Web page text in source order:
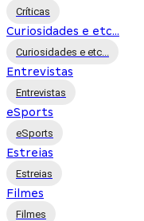
Críticas
Curiosidades e etc...
Curiosidades e etc...
Entrevistas
Entrevistas
eSports
eSports
Estreias
Estreias
Filmes
Filmes